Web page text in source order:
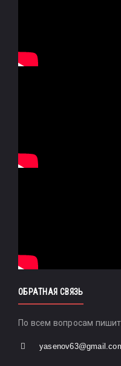
ОБРАТНАЯ СВЯЗЬ
По всем вопросам